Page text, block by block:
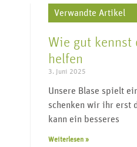
Verwandte Artikel
Wie gut kennst
helfen
3. Juni 2025
Unsere Blase spielt
schenken wir ihr erst
kann ein besseres
Weiterlesen »